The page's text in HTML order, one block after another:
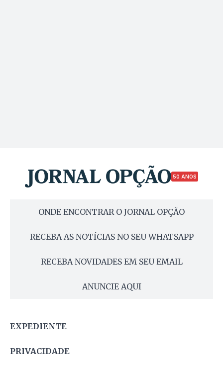
50 ANOS
ONDE ENCONTRAR O JORNAL OPÇÃO
RECEBA AS NOTÍCIAS NO SEU WHATSAPP
RECEBA NOVIDADES EM SEU EMAIL
ANUNCIE AQUI
EXPEDIENTE
PRIVACIDADE